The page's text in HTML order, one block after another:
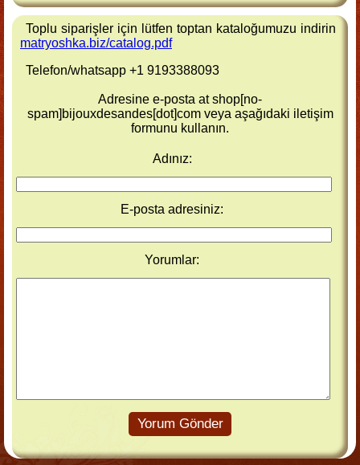
Toplu siparişler için lütfen toptan kataloğumuzu indirin
matryoshka.biz/catalog.pdf
Telefon/whatsapp +1 9193388093
Adresine e-posta at shop[no-
spam]bijouxdesandes[dot]com veya aşağıdaki iletişim
formunu kullanın.
Adınız:
E-posta adresiniz:
Yorumlar:
Yorum Gönder